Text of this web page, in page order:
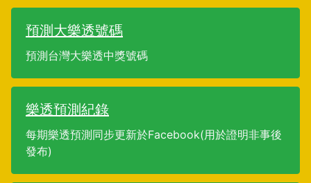
預測大樂透號碼
預測台灣大樂透中獎號碼
樂透預測紀錄
每期樂透預測同步更新於Facebook(用於證明非事後
發布)